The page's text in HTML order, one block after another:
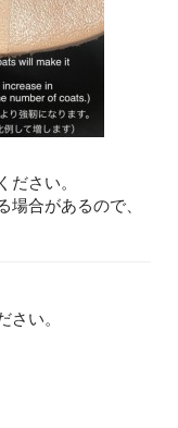
さい。
合があるので、
い。